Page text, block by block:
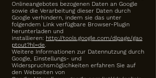
Onlineangebotes bezogenen Daten an Google
sowie die Verarbeitung dieser Daten durch
Google verhindern, indem sie das unter
folgendem Link verfügbare Browser-Plugin
herunterladen und
installieren: http://tools.google.com/dlpage/gao
ptout?hl=de.
Weitere Informationen zur Datennutzung durch
Google, Einstellungs- und
Widerspruchsmöglichkeiten erfahren Sie auf
den Webseiten von